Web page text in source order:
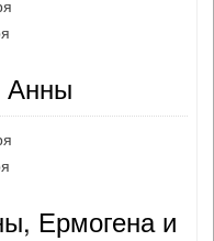
Анны
Ермогена и